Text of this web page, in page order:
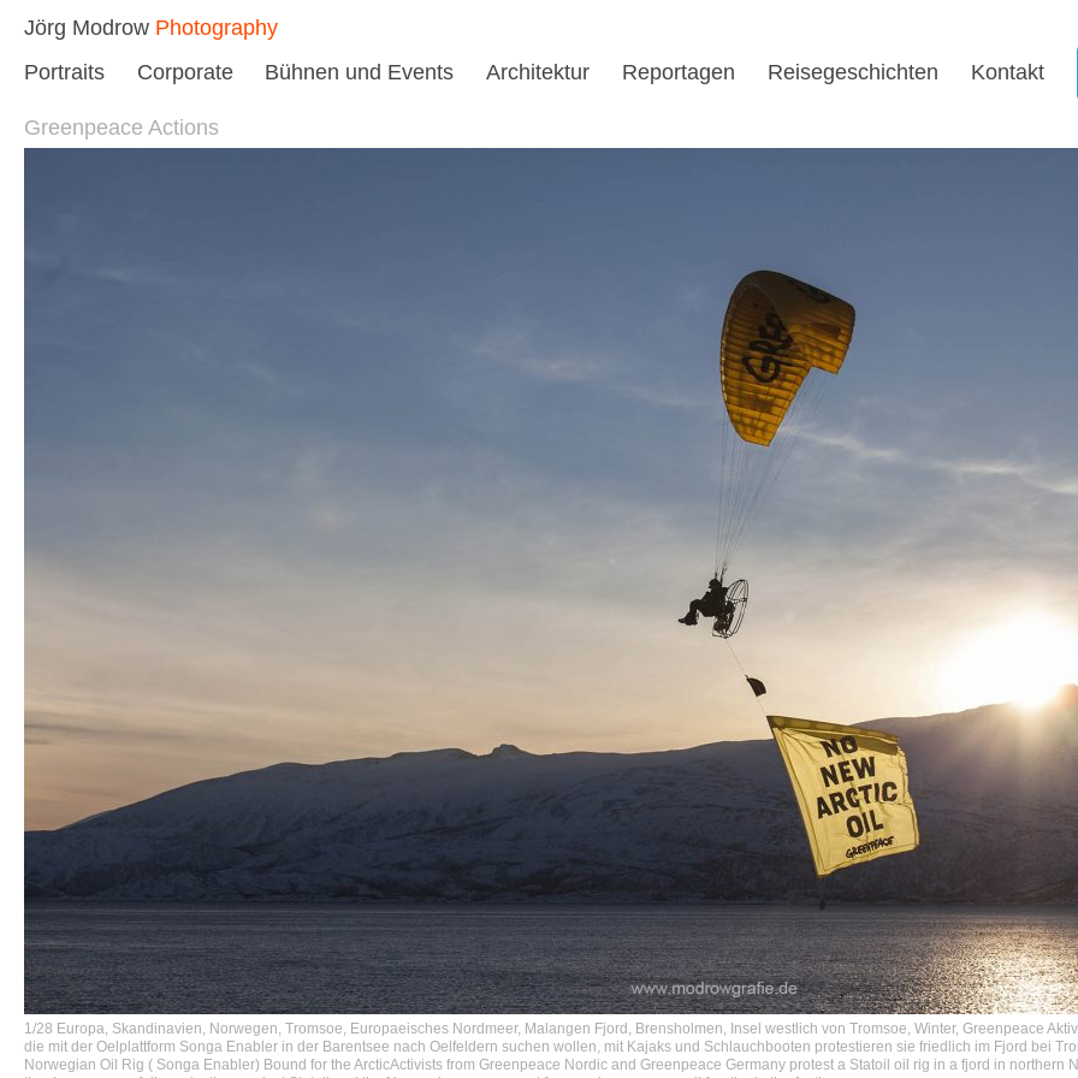
Jörg Modrow Photography
Portraits Corporate Bühnen und Events Architektur Reportagen Reisegeschichten Kontakt
Greenpeace Actions
1/28 Europa, Skandinavien, Norwegen, Tromsoe, Europaeisches Nordmeer, Malangen Fjord, Brensholmen, Insel westlich von Tromsoe, Winter, Greenpeace
die mit der Oelplattform Songa Enabler in der Barentsee nach Oelfeldern suchen wollen, mit Kajaks und Schlauchbooten protestieren sie friedlich im Fjord bei
Norwegian Oil Rig ( Songa Enabler) Bound for the ArcticActivists from Greenpeace Nordic and Greenpeace Germany protest a Statoil oil rig in a fjord in northern